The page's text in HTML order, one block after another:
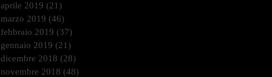
aprile 2019 (21)
marzo 2019 (46)
febbraio 2019 (37)
gennaio 2019 (21)
dicembre 2018 (28)
novembre 2018 (48)